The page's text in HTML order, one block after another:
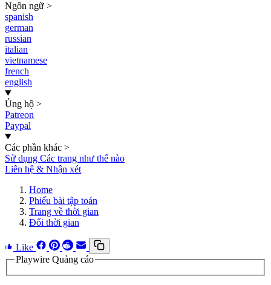
Ngôn ngữ >
spanish
german
russian
italian
vietnamese
french
english
Ủng hộ >
Patreon
Paypal
Các phần khác >
Sử dụng Các trang như thế nào
Liên hệ & Nhận xét
Home
Phiếu bài tập toán
Trang về thời gian
Đổi thời gian
Like
Playwire Quảng cáo